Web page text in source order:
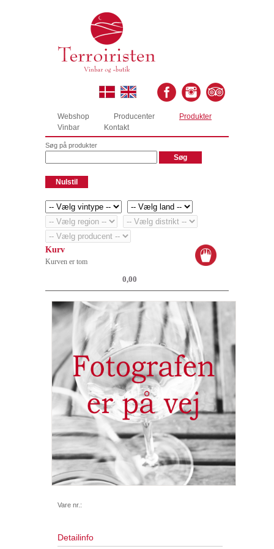
Webshop Producenter
Produkter
Vinbar
Kontakt
Søg på produkter
Kurv
Kurven er tom
0,00
Vare nr.:
Detailinfo